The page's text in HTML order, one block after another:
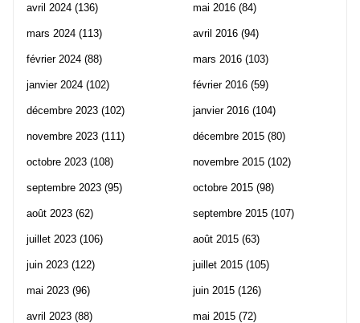
avril 2024 (136)
mars 2024 (113)
février 2024 (88)
janvier 2024 (102)
décembre 2023 (102)
novembre 2023 (111)
octobre 2023 (108)
septembre 2023 (95)
août 2023 (62)
juillet 2023 (106)
juin 2023 (122)
mai 2023 (96)
avril 2023 (88)
mai 2016 (84)
avril 2016 (94)
mars 2016 (103)
février 2016 (59)
janvier 2016 (104)
décembre 2015 (80)
novembre 2015 (102)
octobre 2015 (98)
septembre 2015 (107)
août 2015 (63)
juillet 2015 (105)
juin 2015 (126)
mai 2015 (72)